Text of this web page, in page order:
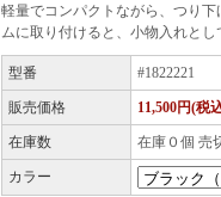
軽量でコンパクトながら、つり
ムに取り付けると、小物入れと
型番 #1822221
販売価格 11,500円(税
在庫数 在庫０個 売
カラー